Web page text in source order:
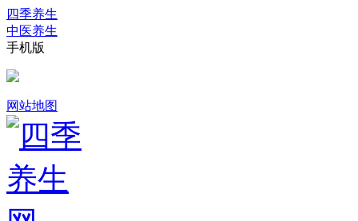
四季养生
中医养生
手机版
网站地图